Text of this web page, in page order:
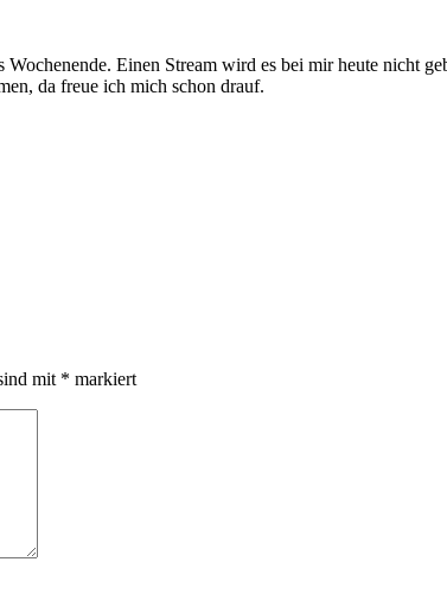
Einen Stream wird es bei mir heute nicht
da freue ich mich schon drauf.
mit * markiert